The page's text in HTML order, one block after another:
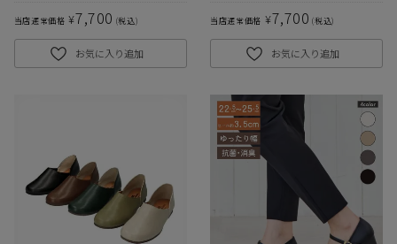
当店通常価格 ¥7,700 税込
お気に入り追加
当店通常価格 ¥7,700 税込
お気に入り追加